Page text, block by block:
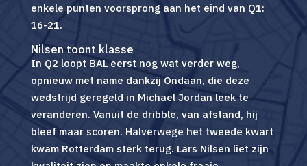
enkele punten voorsprong aan het eind van Q1:
16-21.
Nilsen toont klasse
In Q2 loopt BAL eerst nog wat verder weg,
opnieuw met name dankzij Ondaan, die deze
wedstrijd geregeld in Michael Jordan leek te
veranderen. Vanuit de dribble, van afstand, hij
bleef maar scoren. Halverwege het tweede kwart
kwam Rotterdam sterk terug. Lars Nilsen liet zijn